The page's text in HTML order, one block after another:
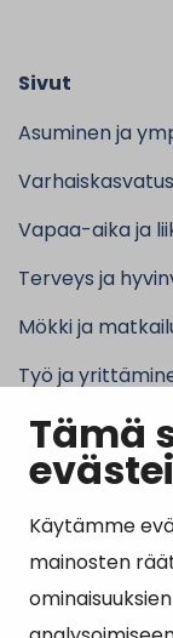
Tämä
Käytämme
mainosten
Sivut
Asuminen ja
Vapaa-aika ja
Terveys ja
Mökki ja
Työ ja
Kunta ja hallinto
Esityslistat,